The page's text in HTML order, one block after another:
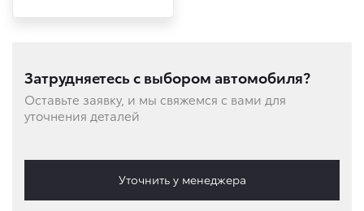
Затрудняетесь с выбором автомобиля?
Оставьте заявку, и мы свяжемся с вами для
уточнения деталей
Уточнить у менеджера